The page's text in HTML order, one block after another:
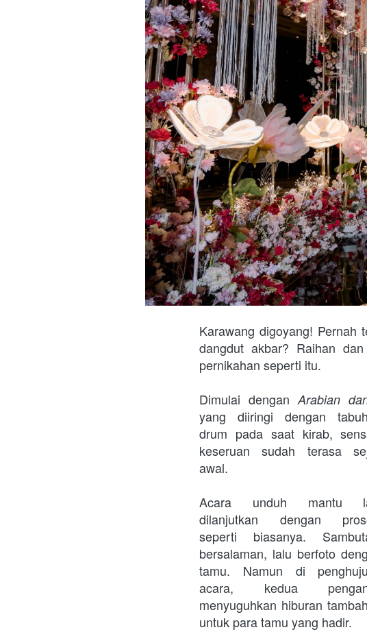
Karawang digoyang! Pernah
dangdut akbar? Raihan
pernikahan seperti itu.
Dimulai dengan
yang diiringi dengan
drum pada saat kirab,
keseruan sudah terasa
awal.
Acara unduh mantu
dilanjutkan dengan
seperti biasanya.
bersalaman, lalu berfoto
tamu. Namun di
acara, kedua
menyuguhkan hiburan
untuk para tamu yang hadir.